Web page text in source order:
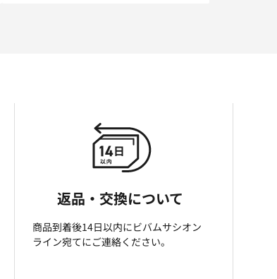
返品・交換について
商品到着後14日以内にビバムサシオン
ライン宛てにご連絡ください。